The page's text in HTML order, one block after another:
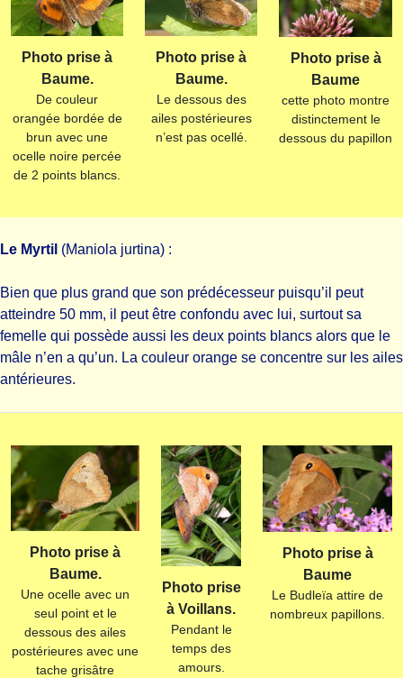
Photo prise à
Baume.
De couleur
orangée bordée de
brun avec une
ocelle noire percée
de 2 points blancs.
Photo prise à
Baume.
Le dessous des
ailes postérieures
n’est pas ocellé.
Photo prise à
Baume
cette photo montre
distinctement le
dessous du papillon
Le Myrtil (Maniola jurtina) :
Bien que plus grand que son prédécesseur puisqu’il peut
atteindre 50 mm, il peut être confondu avec lui, surtout sa
femelle qui possède aussi les deux points blancs alors que le
mâle n’en a qu’un. La couleur orange se concentre sur les ailes
antérieures.
Photo prise à
Baume.
Une ocelle avec un
seul point et le
dessous des ailes
postérieures avec une
tache grisâtre
Photo prise
à Voillans.
Pendant le
temps des
amours.
Photo prise à
Baume
Le Budleïa attire de
nombreux papillons.